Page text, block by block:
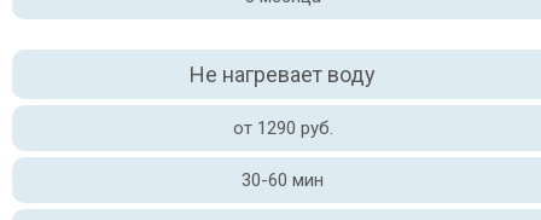
Не нагревает воду
от 1290 руб.
30-60 мин